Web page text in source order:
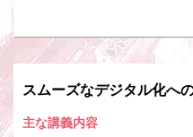
スムーズなデジタル化へ
主な講義内容